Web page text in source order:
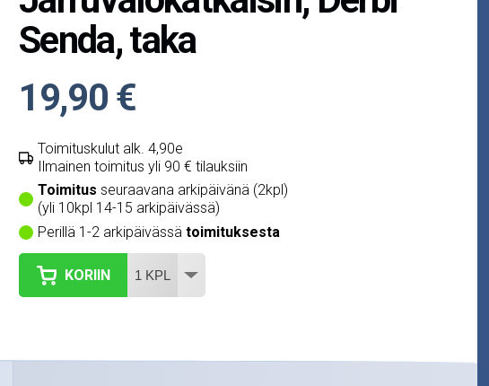
Senda, taka
19,90 €
Toimituskulut alk. 4,90e
Ilmainen toimitus yli 90 € tilauksiin
Toimitus seuraavana arkipäivänä (2kpl)
(yli 10kpl 14-15 arkipäivässä)
Perillä 1-2 arkipäivässä toimituksesta
KORIIN